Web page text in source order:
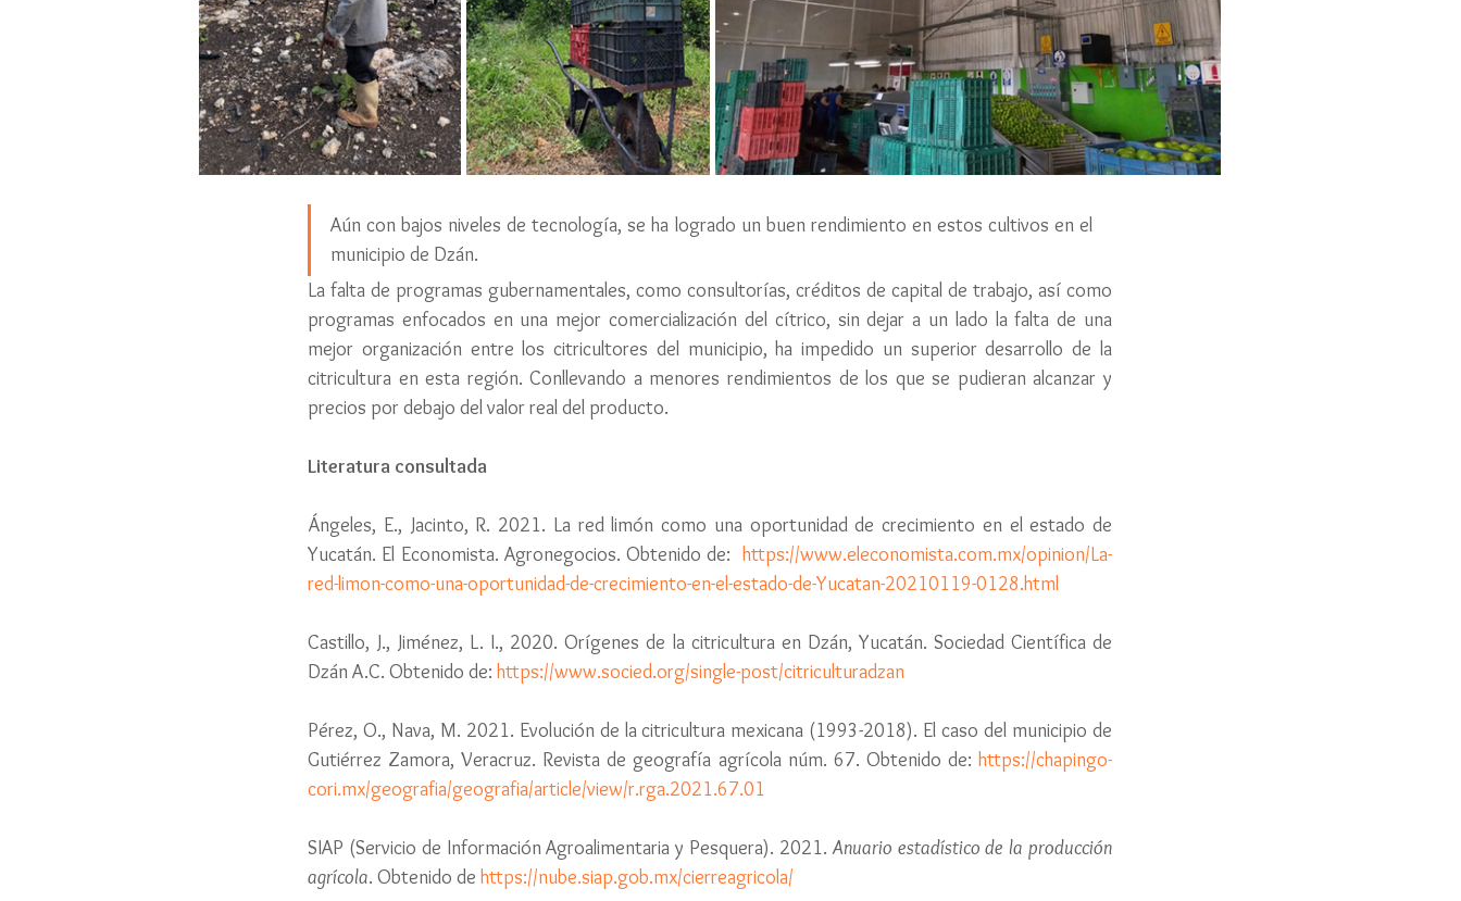
Aún con bajos niveles de tecnología, se ha logrado un buen rendimiento en estos cultivos en el
municipio de Dzán.
La falta de programas gubernamentales, como consultorías, créditos de capital de trabajo, así como
programas enfocados en una mejor comercialización del cítrico, sin dejar a un lado la falta de una
mejor organización entre los citricultores del municipio, ha impedido un superior desarrollo de la
citricultura en esta región. Conllevando a menores rendimientos de los que se pudieran alcanzar y
precios por debajo del valor real del producto.
Literatura consultada
Ángeles, E., Jacinto, R. 2021. La red limón como una oportunidad de crecimiento en el estado de
Yucatán. El Economista. Agronegocios. Obtenido de: https://www.eleconomista.com.mx/opinion/La-
red-limon-como-una-oportunidad-de-crecimiento-en-el-estado-de-Yucatan-20210119-0128.html
Castillo, J., Jiménez, L. I., 2020. Orígenes de la citricultura en Dzán, Yucatán. Sociedad Científica de
Dzán A.C. Obtenido de: https://www.socied.org/single-post/citriculturadzan
Pérez, O., Nava, M. 2021. Evolución de la citricultura mexicana (1993-2018). El caso del municipio de
Gutiérrez Zamora, Veracruz. Revista de geografía agrícola núm. 67. Obtenido de: https://chapingo-
cori.mx/geografia/geografia/article/view/r.rga.2021.67.01
SIAP (Servicio de Información Agroalimentaria y Pesquera). 2021. Anuario estadístico de la producción
agrícola. Obtenido de https://nube.siap.gob.mx/cierreagricola/